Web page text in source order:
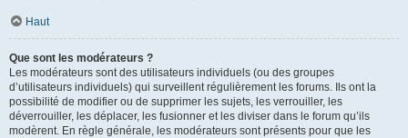
Haut
Que sont les modérateurs ?
Les modérateurs sont des utilisateurs individuels (ou des groupes
d’utilisateurs individuels) qui surveillent régulièrement les forums. Ils ont la
possibilité de modifier ou de supprimer les sujets, les verrouiller, les
déverrouiller, les déplacer, les fusionner et les diviser dans le forum qu’ils
modèrent. En règle générale, les modérateurs sont présents pour que les